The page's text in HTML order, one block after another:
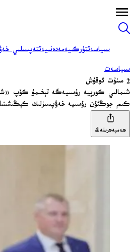
سىياسەتتۈركىيەمەدەنىيەتتەپسىلىي
سىياسەت
2 مىنۇت ئوقۇش
شىمالىي كورېيە رۇسىيەگە تېخىمۇ كۆپ
كىم جوڭئۇن رۇسىيە خەۋپسىزلىك
ھەمبەھرىلەڭ